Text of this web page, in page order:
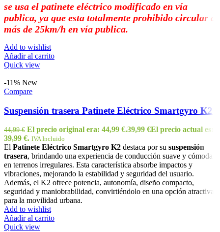
se usa el patinete eléctrico modificado en vía
publica, ya que esta totalmente prohibido circular a
más de 25km/h en vía publica.
Add to wishlist
Añadir al carrito
Quick view
-11% New
Compare
Suspensión trasera Patinete Eléctrico Smartgyro K2
44,99€ El precio original era: 44,99 €.39,99 €El precio actual es:
39,99 €. IVA Incluido
El Patinete Eléctrico Smartgyro K2 destaca por su suspensión
trasera, brindando una experiencia de conducción suave y cómoda
en terrenos irregulares. Esta característica absorbe impactos y
vibraciones, mejorando la estabilidad y seguridad del usuario.
Además, el K2 ofrece potencia, autonomía, diseño compacto,
seguridad y maniobrabilidad, convirtiéndolo en una opción atractiva
para la movilidad urbana.
Add to wishlist
Añadir al carrito
Quick view